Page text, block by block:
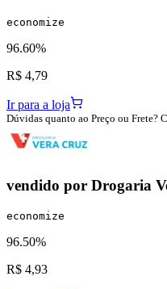
economize
96.60%
R$ 4,79
Ir para a loja
Dúvidas quanto ao Preço ou Frete?
vendido por Drogaria
economize
96.50%
R$ 4,93